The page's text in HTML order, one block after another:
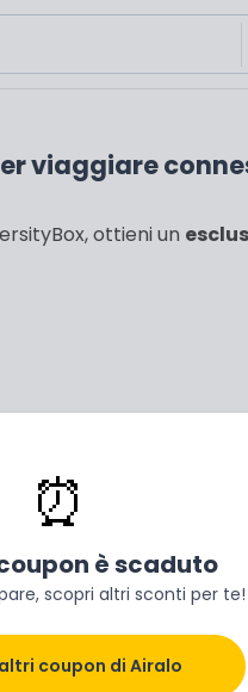
viaggiare
ottieni un
l'occasione di
risparmio del 10%
Airalo ti permette
globali.
o globali, da 1GB a dati
⏰
è scaduto
scopri altri sconti per te!
coupon di Airalo